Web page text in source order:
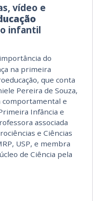
vídeo e
infantil
do
na primeira
que conta
Pereira de Souza,
comportamental e
Infância e
associada
e Ciências
USP, e membra
de Ciência pela